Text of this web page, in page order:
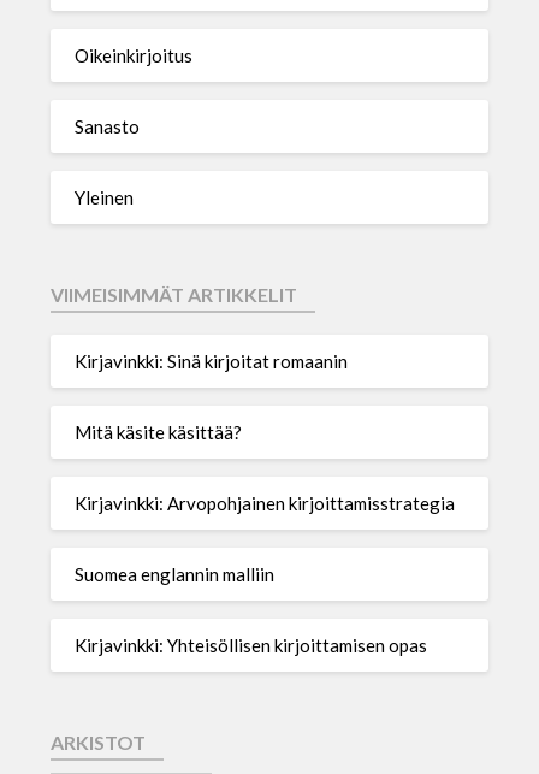
Oikeinkirjoitus
Sanasto
Yleinen
VIIMEISIMMÄT ARTIKKELIT
Kirjavinkki: Sinä kirjoitat romaanin
Mitä käsite käsittää?
Kirjavinkki: Arvopohjainen kirjoittamisstrategia
Suomea englannin malliin
Kirjavinkki: Yhteisöllisen kirjoittamisen opas
ARKISTOT